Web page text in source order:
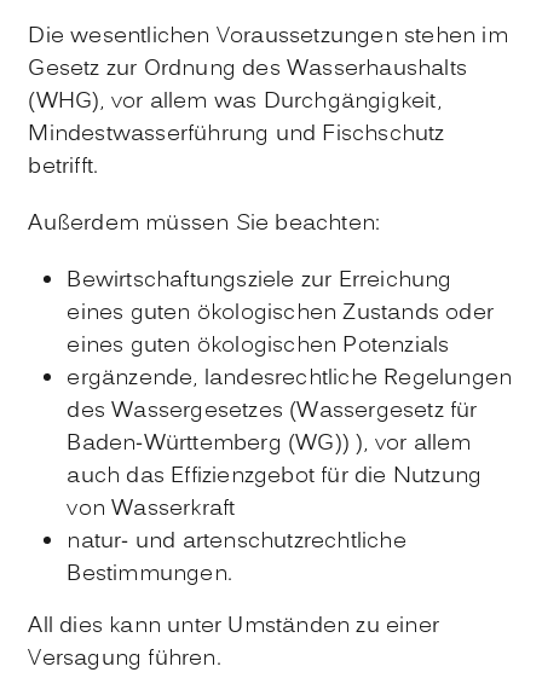
Die wesentlichen Voraussetzungen stehen im
Gesetz zur Ordnung des Wasserhaushalts
(WHG), vor allem was Durchgängigkeit,
Mindestwasserführung und Fischschutz
betrifft.
Außerdem müssen Sie beachten:
Bewirtschaftungsziele zur Erreichung
eines guten ökologischen Zustands oder
eines guten ökologischen Potenzials
ergänzende, landesrechtliche Regelungen
des Wassergesetzes (Wassergesetz für
Baden-Württemberg (WG)) ), vor allem
auch das Effizienzgebot für die Nutzung
von Wasserkraft
natur- und artenschutzrechtliche
Bestimmungen.
All dies kann unter Umständen zu einer
Versagung führen.